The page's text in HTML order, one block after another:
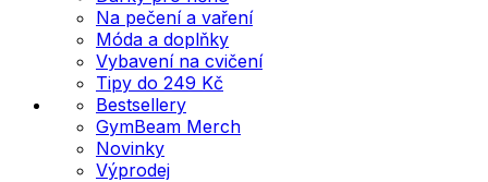
Na pečení a vaření
Móda a doplňky
Vybavení na cvičení
Tipy do 249 Kč
Bestsellery
GymBeam Merch
Novinky
Výprodej